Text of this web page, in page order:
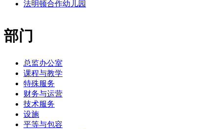
法明顿合作幼儿园
部门
总监办公室
课程与教学
特殊服务
财务与运营
技术服务
设施
平等与包容